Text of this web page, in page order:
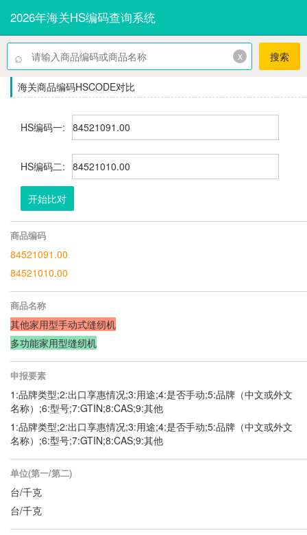
2026年海关HS编码查询系统
⌕ x 搜索
海关商品编码HSCODE对比
HS编码一:
HS编码二:
开始比对
商品编码
84521091.00
84521010.00
商品名称
其他家用型手动式缝纫机
多功能家用型缝纫机
申报要素
1:品牌类型;2:出口享惠情况;3:用途;4:是否手动;5:品牌（中文或外文
名称）;6:型号;7:GTIN;8:CAS;9:其他
1:品牌类型;2:出口享惠情况;3:用途;4:是否手动;5:品牌（中文或外文
名称）;6:型号;7:GTIN;8:CAS;9:其他
单位(第一/第二)
台/千克
台/千克